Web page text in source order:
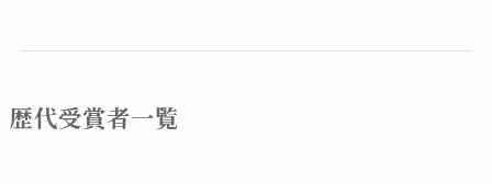
歴代受賞者一覧